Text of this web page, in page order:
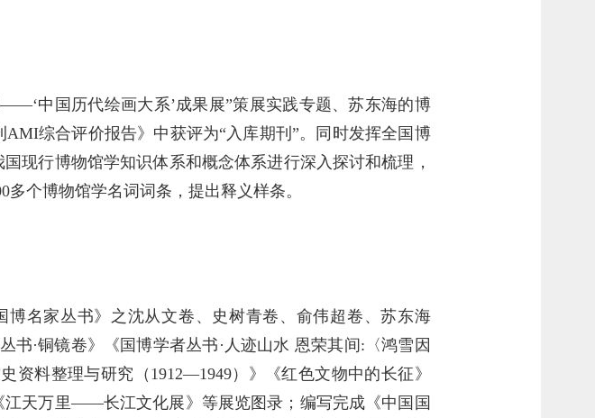
中国历代绘画大系’成果展”策展实践专题、苏东海的博
综合评价报告》中获评为“入库期刊”。同时发挥全国博
现行博物馆学知识体系和概念体系进行深入探讨和梳理，
个博物馆学名词词条，提出释义样条。
名家丛书》之沈从文卷、史树青卷、俞伟超卷、苏东海
·铜镜卷》《国博学者丛书·人迹山水 恩荣其间:〈鸿雪因
资料整理与研究（1912—1949）》《红色文物中的长征》
天万里——长江文化展》等展览图录；编写完成《中国国